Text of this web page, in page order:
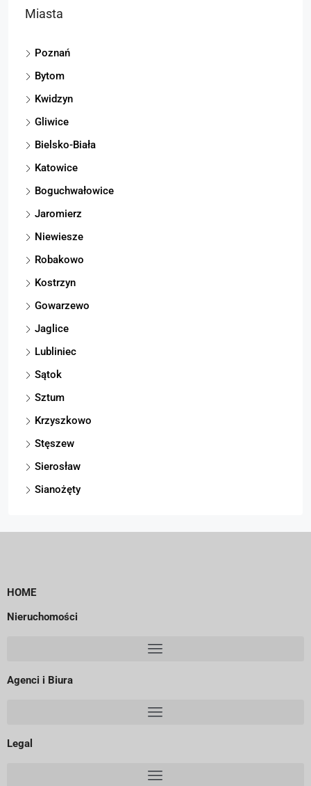
Miasta
Poznań
Bytom
Kwidzyn
Gliwice
Bielsko-Biała
Katowice
Boguchwałowice
Jaromierz
Niewiesze
Robakowo
Kostrzyn
Gowarzewo
Jaglice
Lubliniec
Sątok
Sztum
Krzyszkowo
Stęszew
Sierosław
Sianożęty
HOME
Nieruchomości
Agenci i Biura
Legal